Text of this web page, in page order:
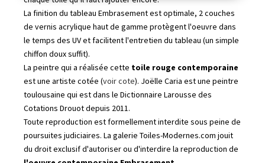
La finition du tableau Embrasement est optimale, 2 couches
de vernis acrylique haut de gamme protègent l'oeuvre dans
le temps des UV et facilitent l'entretien du tableau (un simple
chiffon doux suffit).
La peintre qui a réalisée cette toile rouge contemporaine
est une artiste cotée (voir cote). Joëlle Caria est une peintre
toulousaine qui est dans le Dictionnaire Larousse des
Cotations Drouot depuis 2011.
Toute reproduction est formellement interdite sous peine de
poursuites judiciaires. La galerie Toiles-Modernes.com jouit
du droit exclusif d'autoriser ou d'interdire la reproduction de